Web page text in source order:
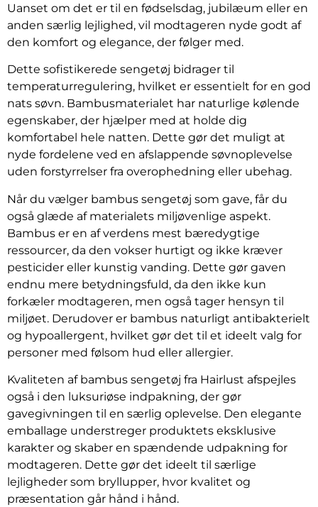
Uanset om det er til en fødselsdag, jubilæum eller en
anden særlig lejlighed, vil modtageren nyde godt af
den komfort og elegance, der følger med.
Dette sofistikerede sengetøj bidrager til
temperaturregulering, hvilket er essentielt for en god
nats søvn. Bambusmaterialet har naturlige kølende
egenskaber, der hjælper med at holde dig
komfortabel hele natten. Dette gør det muligt at
nyde fordelene ved en afslappende søvnoplevelse
uden forstyrrelser fra overophedning eller ubehag.
Når du vælger bambus sengetøj som gave, får du
også glæde af materialets miljøvenlige aspekt.
Bambus er en af verdens mest bæredygtige
ressourcer, da den vokser hurtigt og ikke kræver
pesticider eller kunstig vanding. Dette gør gaven
endnu mere betydningsfuld, da den ikke kun
forkæler modtageren, men også tager hensyn til
miljøet. Derudover er bambus naturligt antibakterielt
og hypoallergent, hvilket gør det til et ideelt valg for
personer med følsom hud eller allergier.
Kvaliteten af bambus sengetøj fra Hairlust afspejles
også i den luksuriøse indpakning, der gør
gavegivningen til en særlig oplevelse. Den elegante
emballage understreger produktets eksklusive
karakter og skaber en spændende udpakning for
modtageren. Dette gør det ideelt til særlige
lejligheder som bryllupper, hvor kvalitet og
præsentation går hånd i hånd.